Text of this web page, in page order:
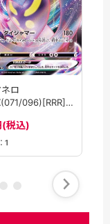
ロ
096)[RRR]
税込)
1